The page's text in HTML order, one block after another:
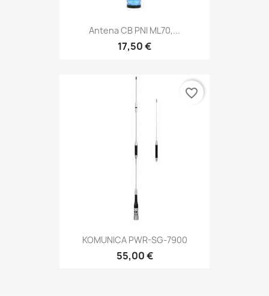
Antena CB PNI ML70,...
17,50 €
KOMUNICA PWR-SG-7900
55,00 €
favorite_border